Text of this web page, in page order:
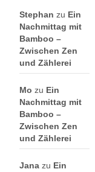
Stephan zu Ein
Nachmittag mit
Bamboo –
Zwischen Zen
und Zählerei
Mo zu Ein
Nachmittag mit
Bamboo –
Zwischen Zen
und Zählerei
Janazu Ein